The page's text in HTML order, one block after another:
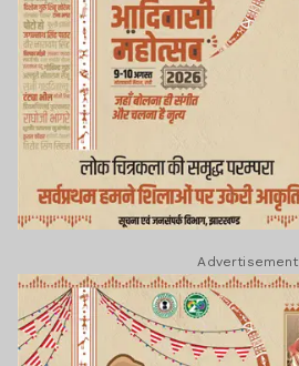
Advertisement